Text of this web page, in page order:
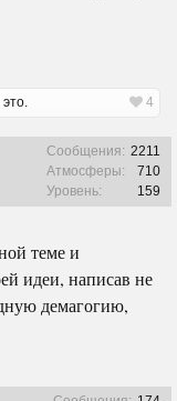
4
Сообщения: 2211
Атмосферы:
710
Уровень:
159
теме и
идеи, написав не
демагогию,